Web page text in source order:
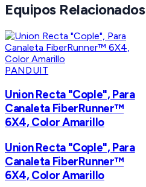
Equipos Relacionados
PANDUIT
Union Recta "Cople", Para
Canaleta FiberRunner™
6X4, Color Amarillo
Union Recta "Cople", Para
Canaleta FiberRunner™
6X4, Color Amarillo